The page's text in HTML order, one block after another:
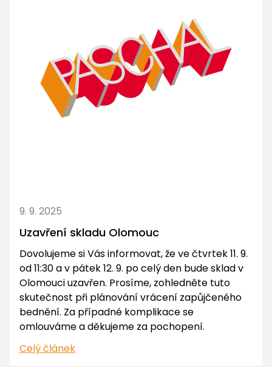
9. 9. 2025
Uzavření skladu Olomouc
Dovolujeme si Vás informovat, že ve čtvrtek 11. 9.
od 11:30 a v pátek 12. 9. po celý den bude sklad v
Olomouci uzavřen. Prosíme, zohledněte tuto
skutečnost při plánování vrácení zapůjčeného
bednění. Za případné komplikace se
omlouváme a děkujeme za pochopení.
Celý článek